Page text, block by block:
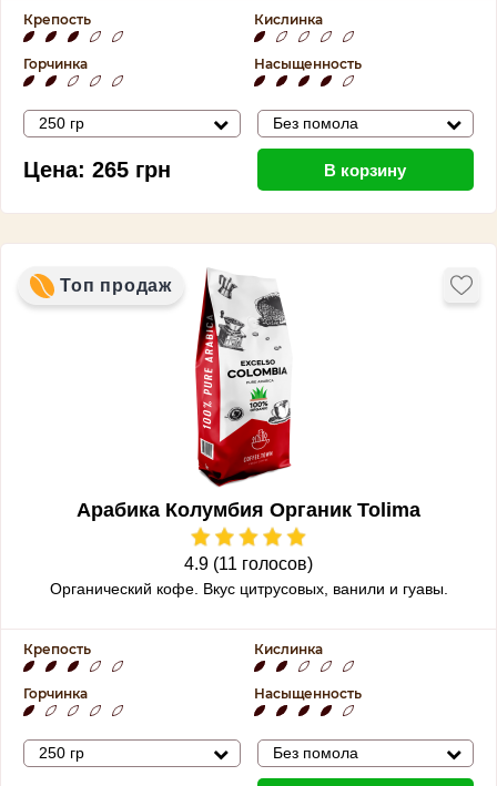
Крепость Кислинка
Горчинка Насыщенность
250 гр Без помола
Цена: 265 грн В корзину
Топ продаж
Арабика Колумбия Органик Tolima
4.9 (11 голосов)
Органический кофе. Вкус цитрусовых, ванили и гуавы.
Крепость Кислинка
Горчинка Насыщенность
250 гр Без помола